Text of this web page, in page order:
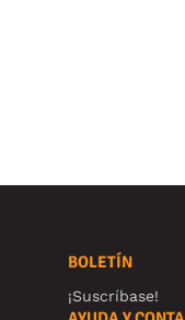
BOLETÍN
¡Suscríbase!